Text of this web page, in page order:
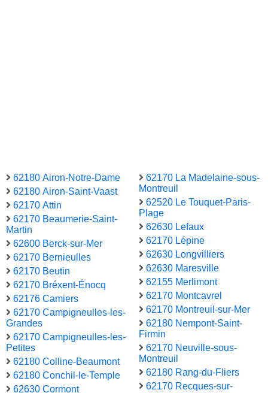
62180 Airon-Notre-Dame
62180 Airon-Saint-Vaast
62170 Attin
62170 Beaumerie-Saint-
Martin
62600 Berck-sur-Mer
62170 Bernieulles
62170 Beutin
62170 Bréxent-Énocq
62176 Camiers
62170 Campigneulles-les-
Grandes
62170 Campigneulles-les-
Petites
62180 Colline-Beaumont
62180 Conchil-le-Temple
62630 Cormont
62170 La Madelaine-sous-
Montreuil
62520 Le Touquet-Paris-
Plage
62630 Lefaux
62170 Lépine
62630 Longvilliers
62630 Maresville
62155 Merlimont
62170 Montcavrel
62170 Montreuil-sur-Mer
62180 Nempont-Saint-
Firmin
62170 Neuville-sous-
Montreuil
62180 Rang-du-Fliers
62170 Recques-sur-